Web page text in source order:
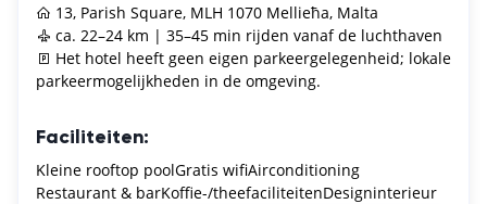
13, Parish Square, MLH 1070 Mellieħa, Malta
ca. 22–24 km | 35–45 min rijden vanaf de luchthaven
Het hotel heeft geen eigen parkeergelegenheid; lokale
parkeermogelijkheden in de omgeving.
Faciliteiten:
Kleine rooftop poolGratis wifiAirconditioning
Restaurant & barKoffie-/theefaciliteitenDesigninterieur